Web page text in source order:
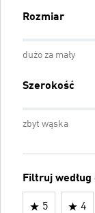
Rozmiar
dużo za mały
Szerokość
zbyt wąska
Filtruj
5 4